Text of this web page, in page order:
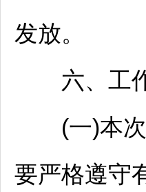
发放。
六、工作
(一)本次
要严格遵守